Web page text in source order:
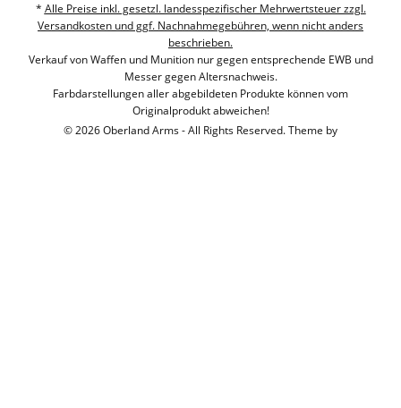
* Alle Preise inkl. gesetzl. landesspezifischer Mehrwertsteuer zzgl.
Versandkosten und ggf. Nachnahmegebühren, wenn nicht anders
beschrieben.
Verkauf von Waffen und Munition nur gegen entsprechende EWB und
Messer gegen Altersnachweis.
Farbdarstellungen aller abgebildeten Produkte können vom
Originalprodukt abweichen!
© 2026 Oberland Arms - All Rights Reserved. Theme by